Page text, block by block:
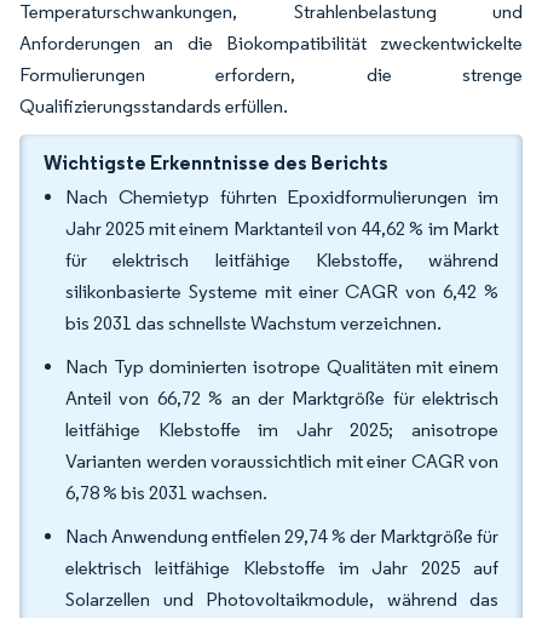
Temperaturschwankungen, Strahlenbelastung und
Anforderungen an die Biokompatibilität zweckentwickelte
Formulierungen erfordern, die strenge
Qualifizierungsstandards erfüllen.
Wichtigste Erkenntnisse des Berichts
Nach Chemietyp führten Epoxidformulierungen im
Jahr 2025 mit einem Marktanteil von 44,62 % im Markt
für elektrisch leitfähige Klebstoffe, während
silikonbasierte Systeme mit einer CAGR von 6,42 %
bis 2031 das schnellste Wachstum verzeichnen.
Nach Typ dominierten isotrope Qualitäten mit einem
Anteil von 66,72 % an der Marktgröße für elektrisch
leitfähige Klebstoffe im Jahr 2025; anisotrope
Varianten werden voraussichtlich mit einer CAGR von
6,78 % bis 2031 wachsen.
Nach Anwendung entfielen 29,74 % der Marktgröße für
elektrisch leitfähige Klebstoffe im Jahr 2025 auf
Solarzellen und Photovoltaikmodule, während das